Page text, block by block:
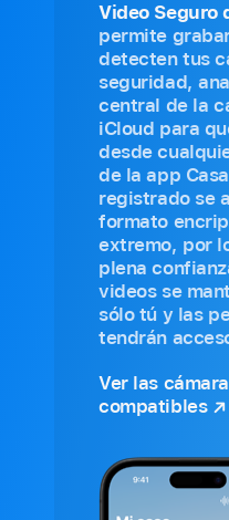
Video Seguro
permite
detecten tus
seguridad,
central de la
iCloud para
desde
de la app
registrado se
formato
extremo, por
plena
videos se
sólo tú y las
tendrán
Ver las
compatibles